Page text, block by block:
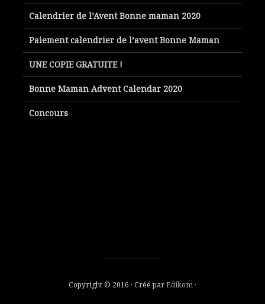
Calendrier de l’Avent Bonne maman 2020
Paiement calendrier de l’avent Bonne Maman
UNE COPIE GRATUITE !
Bonne Maman Advent Calendar 2020
Concours
Copyright © 2016 · Créé parEdikom ·